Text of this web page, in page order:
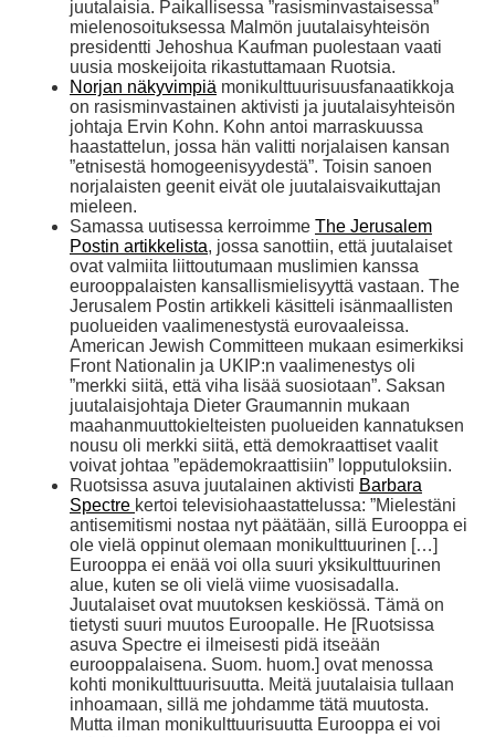
juutalaisia. Paikallisessa ”rasisminvastaisessa”
mielenosoituksessa Malmön juutalaisyhteisön
presidentti Jehoshua Kaufman puolestaan vaati
uusia moskeijoita rikastuttamaan Ruotsia.
Norjan näkyvimpiä monikulttuurisuusfanaatikkoja
on rasisminvastainen aktivisti ja juutalaisyhteisön
johtaja Ervin Kohn. Kohn antoi marraskuussa
haastattelun, jossa hän valitti norjalaisen kansan
”etnisestä homogeenisyydestä”. Toisin sanoen
norjalaisten geenit eivät ole juutalaisvaikuttajan
mieleen.
Samassa uutisessa kerroimme The Jerusalem
Postin artikkelista, jossa sanottiin, että juutalaiset
ovat valmiita liittoutumaan muslimien kanssa
eurooppalaisten kansallismielisyyttä vastaan. The
Jerusalem Postin artikkeli käsitteli isänmaallisten
puolueiden vaalimenestystä eurovaaleissa.
American Jewish Committeen mukaan esimerkiksi
Front Nationalin ja UKIP:n vaalimenestys oli
”merkki siitä, että viha lisää suosiotaan”. Saksan
juutalaisjohtaja Dieter Graumannin mukaan
maahanmuuttokielteisten puolueiden kannatuksen
nousu oli merkki siitä, että demokraattiset vaalit
voivat johtaa ”epädemokraattisiin” lopputuloksiin.
Ruotsissa asuva juutalainen aktivisti Barbara
Spectre kertoi televisiohaastattelussa: ”Mielestäni
antisemitismi nostaa nyt päätään, sillä Eurooppa ei
ole vielä oppinut olemaan monikulttuurinen […]
Eurooppa ei enää voi olla suuri yksikulttuurinen
alue, kuten se oli vielä viime vuosisadalla.
Juutalaiset ovat muutoksen keskiössä. Tämä on
tietysti suuri muutos Euroopalle. He [Ruotsissa
asuva Spectre ei ilmeisesti pidä itseään
eurooppalaisena. Suom. huom.] ovat menossa
kohti monikulttuurisuutta. Meitä juutalaisia tullaan
inhoamaan, sillä me johdamme tätä muutosta.
Mutta ilman monikulttuurisuutta Eurooppa ei voi